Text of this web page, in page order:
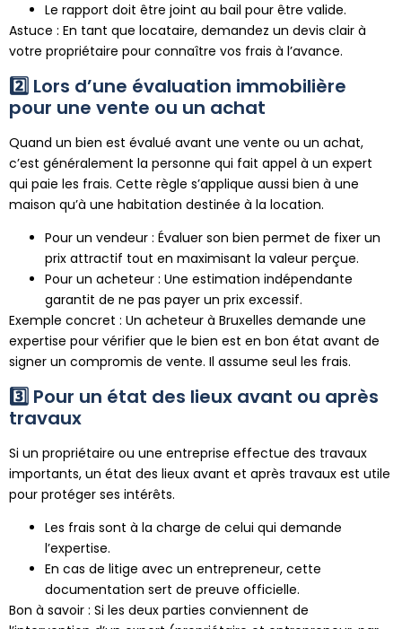
Le rapport doit être joint au bail pour être valide.
Astuce : En tant que locataire, demandez un devis clair à
votre propriétaire pour connaître vos frais à l’avance.
2️⃣ Lors d’une évaluation immobilière
pour une vente ou un achat
Quand un bien est évalué avant une vente ou un achat,
c’est généralement la personne qui fait appel à un expert
qui paie les frais. Cette règle s’applique aussi bien à une
maison qu’à une habitation destinée à la location.
Pour un vendeur : Évaluer son bien permet de fixer un
prix attractif tout en maximisant la valeur perçue.
Pour un acheteur : Une estimation indépendante
garantit de ne pas payer un prix excessif.
Exemple concret : Un acheteur à Bruxelles demande une
expertise pour vérifier que le bien est en bon état avant de
signer un compromis de vente. Il assume seul les frais.
3️⃣ Pour un état des lieux avant ou après
travaux
Si un propriétaire ou une entreprise effectue des travaux
importants, un état des lieux avant et après travaux est utile
pour protéger ses intérêts.
Les frais sont à la charge de celui qui demande
l’expertise.
En cas de litige avec un entrepreneur, cette
documentation sert de preuve officielle.
Bon à savoir : Si les deux parties conviennent de